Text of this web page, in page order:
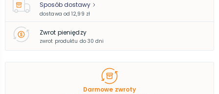
Sposób dostawy
dostawa od 12,99 zł
Zwrot pieniędzy
zwrot produktu do 30 dni
Darmowe zwroty